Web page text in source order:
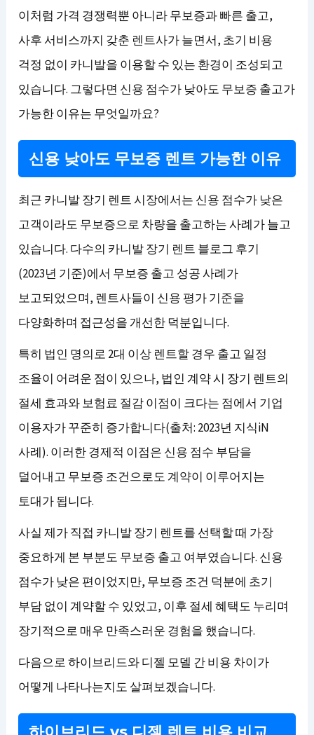
이처럼 가격 경쟁력뿐 아니라 무보증과 빠른 출고,
사후 서비스까지 갖춘 렌트사가 늘면서, 초기 비용
걱정 없이 카니발을 이용할 수 있는 환경이 조성되고
있습니다. 그렇다면 신용 점수가 낮아도 무보증 출고가
가능한 이유는 무엇일까요?
신용 낮아도 무보증 렌트 가능한 이유
최근 카니발 장기 렌트 시장에서는 신용 점수가 낮은
고객이라도 무보증으로 차량을 출고하는 사례가 늘고
있습니다. 다수의 카니발 장기 렌트 블로그 후기
(2023년 기준)에서 무보증 출고 성공 사례가
보고되었으며, 렌트사들이 신용 평가 기준을
다양화하며 접근성을 개선한 덕분입니다.
특히 법인 명의로 2대 이상 렌트할 경우 출고 일정
조율이 어려운 점이 있으나, 법인 계약 시 장기 렌트의
절세 효과와 보험료 절감 이점이 크다는 점에서 기업
이용자가 꾸준히 증가합니다(출처: 2023년 지식iN
사례). 이러한 경제적 이점은 신용 점수 부담을
덜어내고 무보증 조건으로도 계약이 이루어지는
토대가 됩니다.
사실 제가 직접 카니발 장기 렌트를 선택할 때 가장
중요하게 본 부분도 무보증 출고 여부였습니다. 신용
점수가 낮은 편이었지만, 무보증 조건 덕분에 초기
부담 없이 계약할 수 있었고, 이후 절세 혜택도 누리며
장기적으로 매우 만족스러운 경험을 했습니다.
다음으로 하이브리드와 디젤 모델 간 비용 차이가
어떻게 나타나는지도 살펴보겠습니다.